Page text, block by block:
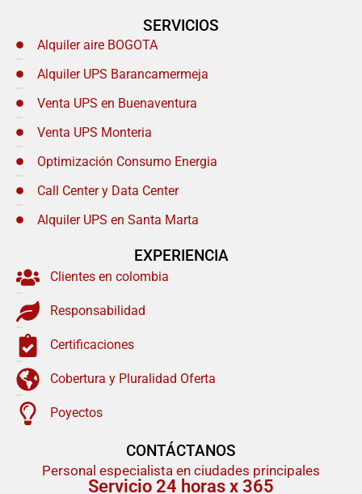
SERVICIOS
Alquiler aire BOGOTA
Alquiler UPS Barancamermeja
Venta UPS en Buenaventura
Venta UPS Monteria
Optimización Consumo Energia
Call Center y Data Center
Alquiler UPS en Santa Marta
EXPERIENCIA
Clientes en colombia
Responsabilidad
Certificaciones
Cobertura y Pluralidad Oferta
Poyectos
CONTÁCTANOS
Personal especialista en ciudades principales
Servicio 24 horas x 365